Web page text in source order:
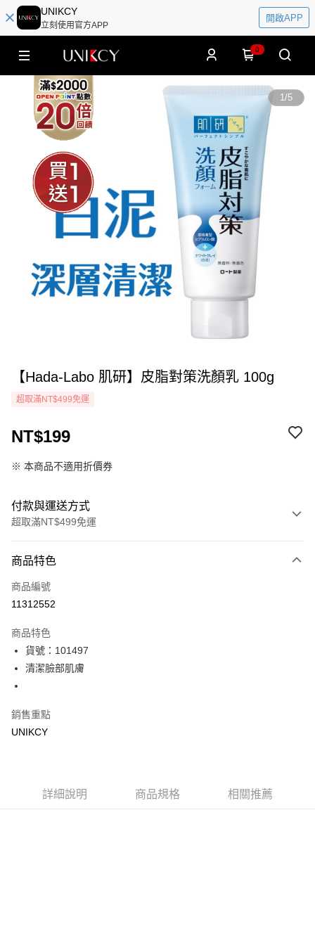
UNIKCY
立刻使用官方APP
開啟APP
0
1/5
【Hada-Labo 肌研】皮脂對策洗顏乳 100g
超取滿NT$499免運
NT$199
※ 本商品不適用折價券
付款與運送方式
超取滿NT$499免運
icash Pay
信用卡一次付款
LINE Pay
Apple Pay
商品特色
商品編號
11312552
商品特色
貨號：101497
清潔臉部肌膚
銷售重點
UNIKCY
詳細說明 商品規格 相關推薦